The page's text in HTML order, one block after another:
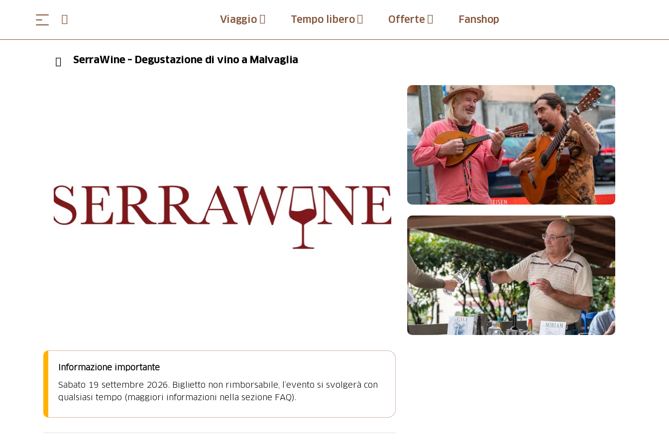
Viaggio Tempo libero Offerte Fanshop
SerraWine – Degustazione di vino a Malvaglia
Informazione importante
Sabato 19 settembre 2026. Biglietto non rimborsabile, l’evento si svolgerà con
qualsiasi tempo (maggiori informazioni nella sezione FAQ).